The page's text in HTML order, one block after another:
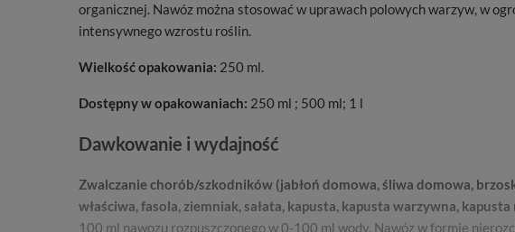
organicznej. Nawóz można stosować w uprawach polowych warzyw, w
intensywnego wzrostu roślin.
Wielkość opakowania: 250 ml.
Dostępny w opakowaniach: 250 ml ; 500 ml; 1 l
Dawkowanie i wydajność
Zwalczanie chorób/szkodników (jabłoń domowa, śliwa domowa,
właściwa, fasola, ziemniak, sałata, kapusta, kapusta warzywna,
100 ml nawozu rozpuszczonego w 0-100 ml wody. Nawóz w formie